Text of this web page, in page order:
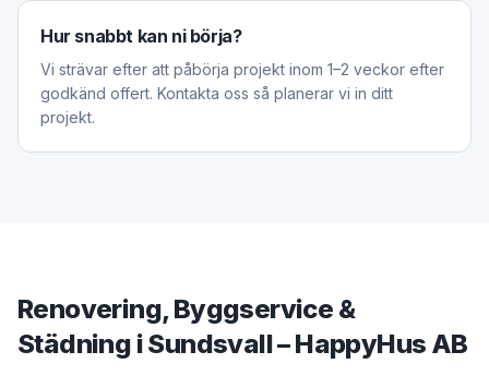
Hur snabbt kan ni börja?
Vi strävar efter att påbörja projekt inom 1–2 veckor efter
godkänd offert. Kontakta oss så planerar vi in ditt
projekt.
Renovering, Byggservice &
Städning i Sundsvall – HappyHus AB